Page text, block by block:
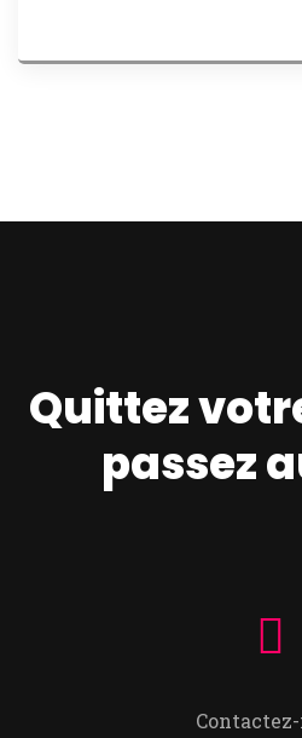
Quittez
passez